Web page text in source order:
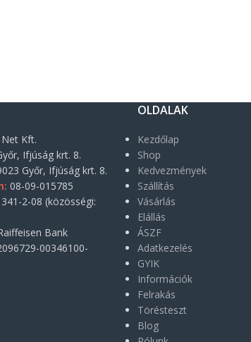
Kft.
Ifjúság krt. 8.
Győr, Ifjúság krt. 8.
08-09-015785
2-08 (közösségi:
Bank
00346100-
OLDALAK
Kezdőlap
Shop
Kedvezmények
Szállítás
Vásárlás
Elállás
ÁSZF
Adatkezelés
GYIK
Információk
Felrakás
Törésteszt
Blog